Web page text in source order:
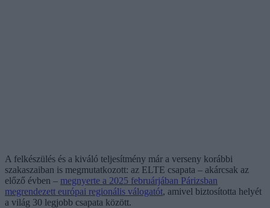
A felkészülés és a kiváló teljesítmény már a verseny korábbi
szakaszaiban is megmutatkozott: az ELTE csapata – akárcsak az
előző évben – megnyerte a 2025 februárjában Párizsban
megrendezett európai regionális válogatót, amivel biztosította helyét
a világ 30 legjobb csapata között.